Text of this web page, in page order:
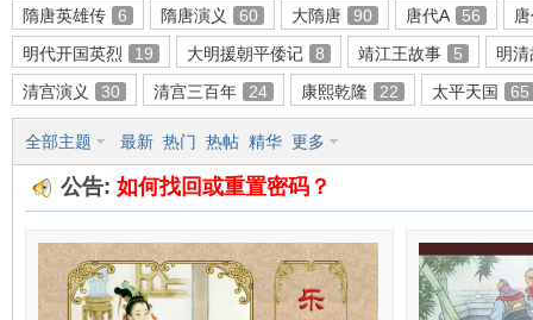
隋唐英雄传
6 隋唐演义 60 大隋唐 90 唐代A 56
明代开国英烈
19 大明援朝平倭记 8 靖江王故事 5
明
清宫演义
30 清宫三百年 24 康熙乾隆 22 太平天国 65
全部主题 最新 热门 热帖 精华 更多
公告: 如何找回或重置密码？